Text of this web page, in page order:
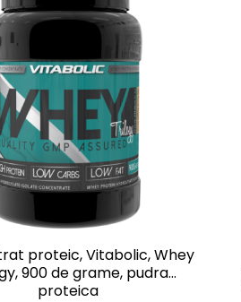
proteic, Vitabolic, Whey
900 de grame, pudra
proteica